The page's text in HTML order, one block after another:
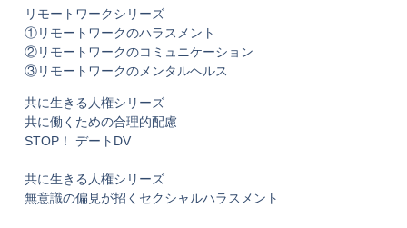
リモートワークシリーズ
①リモートワークのハラスメント
②リモートワークのコミュニケーション
③リモートワークのメンタルヘルス
共に生きる人権シリーズ
共に働くための合理的配慮
STOP！ デートDV
共に生きる人権シリーズ
無意識の偏見が招くセクシャルハラスメント